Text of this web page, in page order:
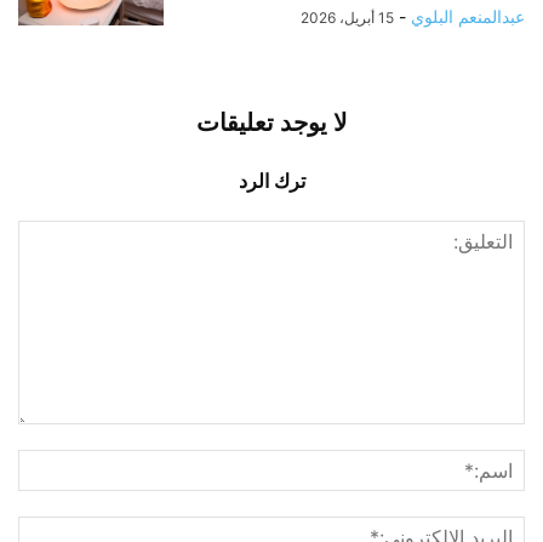
عبدالمنعم البلوي - 15 أبريل، 2026
لا يوجد تعليقات
ترك الرد